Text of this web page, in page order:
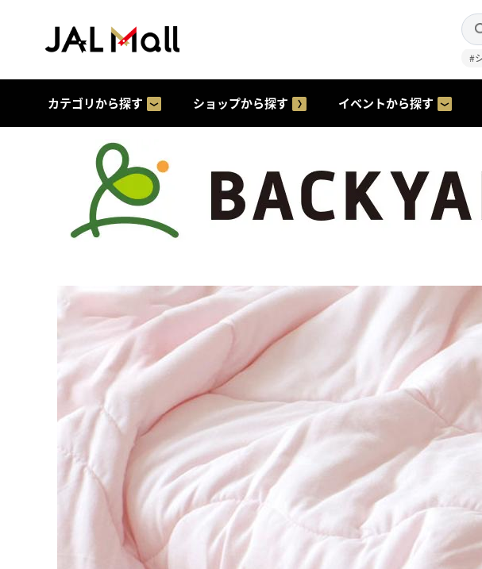
#
カテゴリから探す ショップから探す イベントから探す